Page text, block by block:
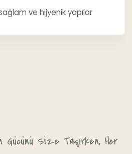
ve hijyenik yapılar
Gücünü Size Taşırken, Her